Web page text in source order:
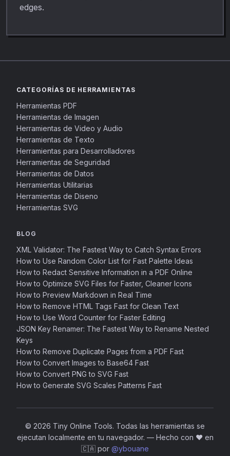
edges.
CATEGORÍAS DE HERRAMIENTAS
Herramientas PDF
Herramientas de Imagen
Herramientas de Video y Audio
Herramientas de Texto
Herramientas para Desarrolladores
Herramientas de Seguridad
Herramientas de Datos
Herramientas Utilitarias
Herramientas de Diseno
Herramientas SVG
BLOG
XML Validator: The Fastest Way to Catch Syntax Errors
How to Use Random Color List for Fast Palette Ideas
How to Redact Sensitive Information in a PDF Online
How to Optimize SVG Files for Faster, Cleaner Icons
How to Preview Markdown in Real Time
How to Remove HTML Tags Fast for Clean Text
How to Use Word Counter for Faster Editing
JSON Key Renamer: The Fastest Way to Rename Nested
Keys
How to Remove Duplicate Pages from a PDF Fast
How to Convert Images to Base64 Fast
How to Convert PNG to SVG Fast
How to Generate SVG Scales Patterns Fast
© 2026 Tiny Online Tools. Todas las herramientas se
ejecutan localmente en tu navegador. — Hecho con ❤️ en
🇨🇦 por @ybouane